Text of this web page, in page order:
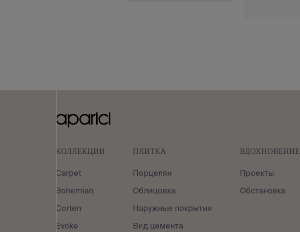
КОЛЛЕКЦИИ
Carpet
Bohemian
Corten
Evoke
ПЛИТКА
Порцелян
Облицовка
Наружные покрытия
Вид цемента
ВДОХНОВЕНИЕ
Проекты
Обстановка